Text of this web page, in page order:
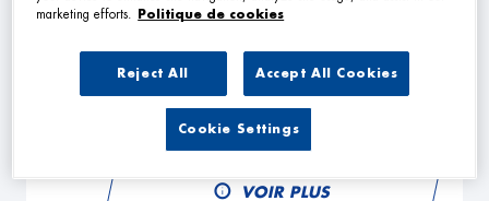
3
19.3
14 RUE DE SAINT BRIEUC
35290 QUEDILLAC
TÉLÉPHONE
VOIR PLUS
marketing efforts.
Politique de cookies
Reject All Accept All Cookies
Cookie Settings